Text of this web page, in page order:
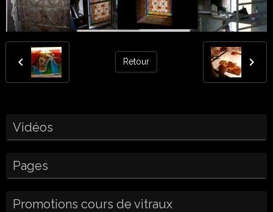
Retour
Vidéos
Pages
Promotions cours de vitraux